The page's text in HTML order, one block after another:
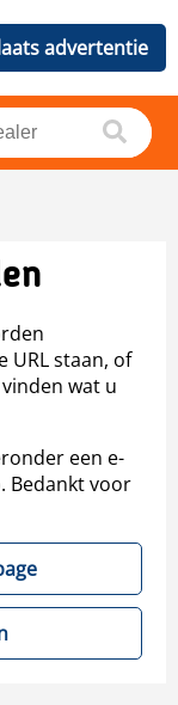
advertentie
URL staan, of
wat u
een e-
Bedankt voor